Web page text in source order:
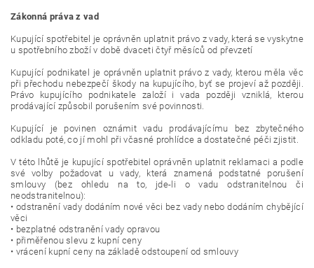
Zákonná práva z vad
Kupující spotřebitel je oprávněn uplatnit právo z vady, která se vyskytne
u spotřebního zboží v době dvaceti čtyř měsíců od převzetí
Kupující podnikatel je oprávněn uplatnit právo z vady, kterou měla věc
při přechodu nebezpečí škody na kupujícího, byť se projeví až později.
Právo kupujícího podnikatele založí i vada později vzniklá, kterou
prodávající způsobil porušením své povinnosti.
Kupující je povinen oznámit vadu prodávajícímu bez zbytečného
odkladu poté, co jí mohl při včasné prohlídce a dostatečné péči zjistit.
V této lhůtě je kupující spotřebitel oprávněn uplatnit reklamaci a podle
své volby požadovat u vady, která znamená podstatné porušení
smlouvy (bez ohledu na to, jde-li o vadu odstranitelnou či
neodstranitelnou):
• odstranění vady dodáním nové věci bez vady nebo dodáním chybějící
věci
• bezplatné odstranění vady opravou
• přiměřenou slevu z kupní ceny
• vrácení kupní ceny na základě odstoupení od smlouvy